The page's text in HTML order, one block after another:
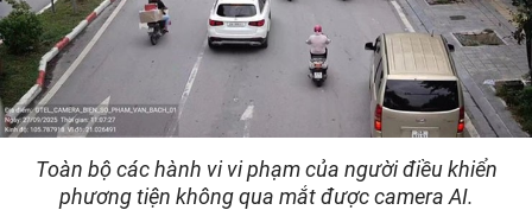
Toàn bộ các hành vi vi phạm của người điều khiển
phương tiện không qua mắt được camera AI.